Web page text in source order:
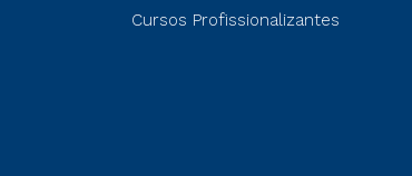
Cursos Profissionalizantes